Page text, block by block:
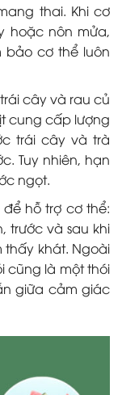
thai. Khi cơ
hoặc nôn mửa,
bảo cơ thể luôn
cây và rau củ
cung cấp lượng
trái cây và trà
Tuy nhiên, hạn
ngọt.
hỗ trợ cơ thể:
trước và sau khi
khát. Ngoài
cũng là một thói
giữa cảm giác